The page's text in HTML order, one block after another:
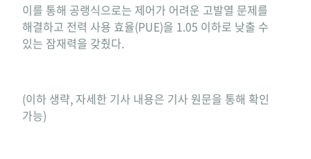
이를 통해 공랭식으로는 제어가 어려운 고발열 문제를
해결하고 전력 사용 효율(PUE)을 1.05 이하로 낮출 수
있는 잠재력을 갖췄다.
(이하 생략, 자세한 기사 내용은 기사 원문을 통해 확인
가능)